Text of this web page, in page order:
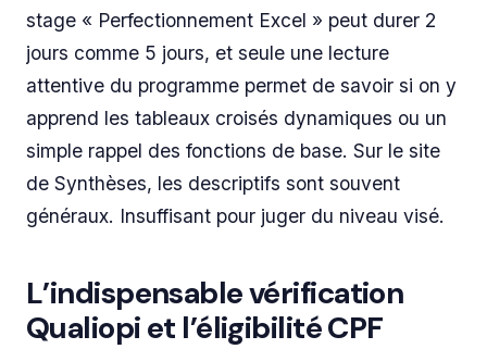
stage « Perfectionnement Excel » peut durer 2
jours comme 5 jours, et seule une lecture
attentive du programme permet de savoir si on y
apprend les tableaux croisés dynamiques ou un
simple rappel des fonctions de base. Sur le site
de Synthèses, les descriptifs sont souvent
généraux. Insuffisant pour juger du niveau visé.
L’indispensable vérification
Qualiopi et l’éligibilité CPF